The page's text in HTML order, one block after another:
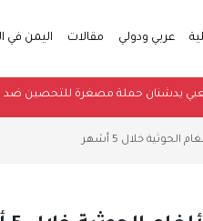
عربي ودولي مقالات اليمن في
والشعبي يدشنان حملة مصغرة